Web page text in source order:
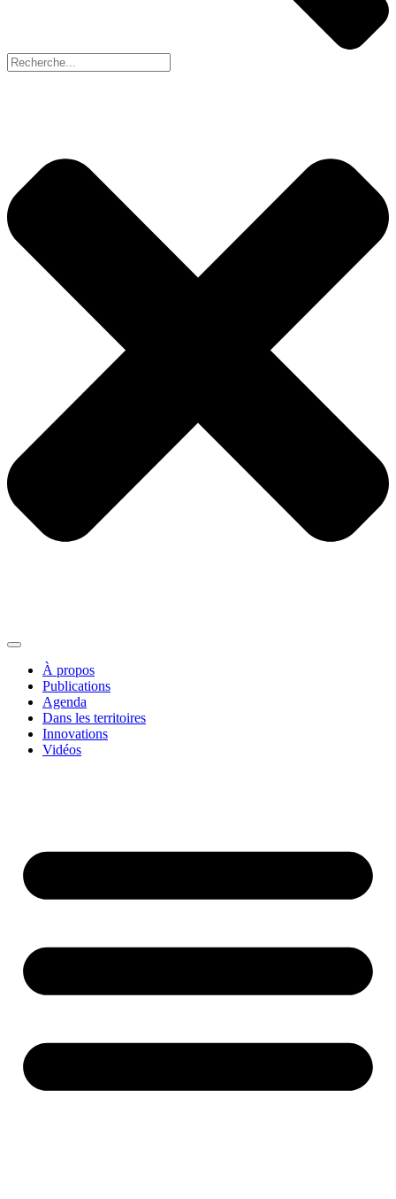
À propos
Publications
Agenda
Dans les territoires
Innovations
Vidéos